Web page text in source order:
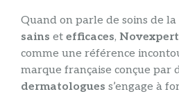
Quand on parle de soins de la
sains et efficaces, Novexpert
comme une référence
marque française conçue par
dermatologues s’engage à